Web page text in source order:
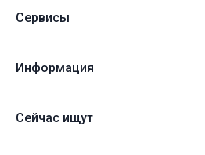
Сервисы
Информация
Сейчас ищут